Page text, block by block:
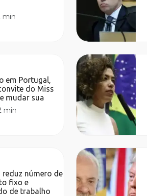
min
em Portugal,
do Miss
mudar sua
min
número de
fixo e
de trabalho